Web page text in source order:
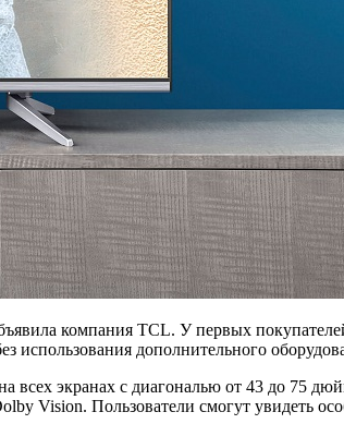
компания TCL. У первых
дополнительного
экранах с диагональю от 43 до 75
Vision. Пользователи смогут увидеть